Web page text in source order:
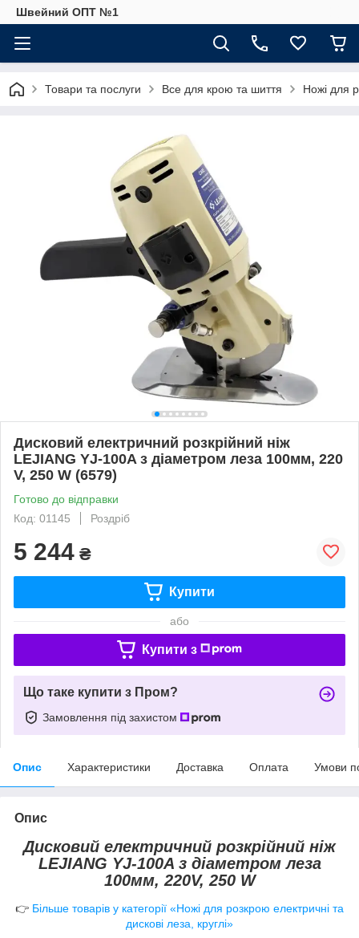
Швейний ОПТ №1
Товари та послуги Все для крою та шиття Ножі для
Дисковий електричний розкрійний ніж
LEJIANG YJ-100A з діаметром леза 100мм, 220
V, 250 W (6579)
Готово до відправки
Код: 01145
Роздріб
5 244 ₴
Купити
або
Купити з
Що таке купити з Пром?
Замовлення під захистом
Опис Характеристики Доставка Оплата Умови
Опис
Дисковий електричний розкрійний ніж
LEJIANG YJ-100A з діаметром леза
100мм, 220V, 250 W
👉 Більше товарів у категорії «Ножі для розкрою електричні та
дискові леза, круглі»